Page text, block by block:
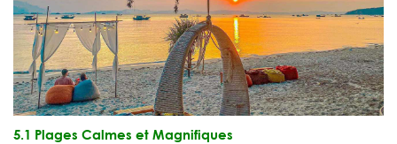
5.1 Plages Calmes et Magnifiques